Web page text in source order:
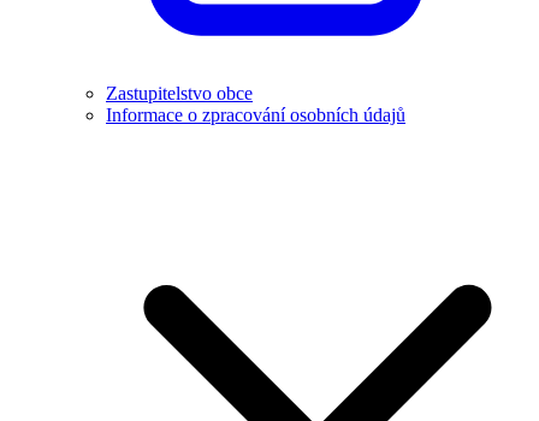
Zastupitelstvo obce
Informace o zpracování osobních údajů